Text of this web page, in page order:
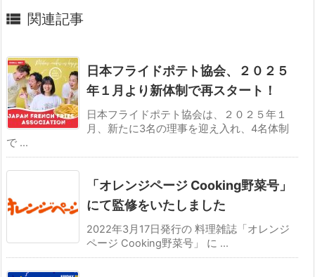
 関連記事
日本フライドポテト協会、２０２５
年１月より新体制で再スタート！
日本フライドポテト協会は、２０２５年１
月、新たに3名の理事を迎え入れ、4名体制
で ...
「オレンジページ Cooking野菜号」
にて監修をいたしました
2022年3月17日発行の 料理雑誌「オレンジ
ページ Cooking野菜号」 に ...